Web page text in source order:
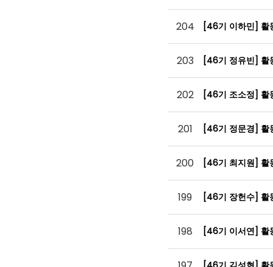
204 [46기 이하민] 활
203 [46기 정유빈] 활
202 [46기 조소정] 활
201 [46기 정문경] 활
200 [46기 최지원] 활
199 [46기 장헌수] 활
198 [46기 이서연] 활